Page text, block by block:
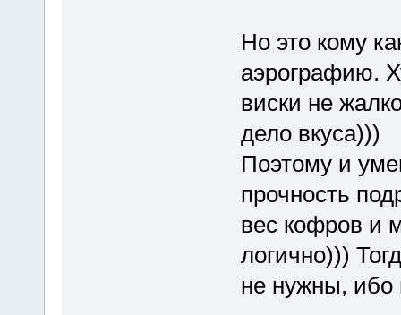
Но это кому
аэрографию.
виски не
дело вкуса)))
Поэтому и
прочность
вес кофров и
логично)))
не нужны, ибо